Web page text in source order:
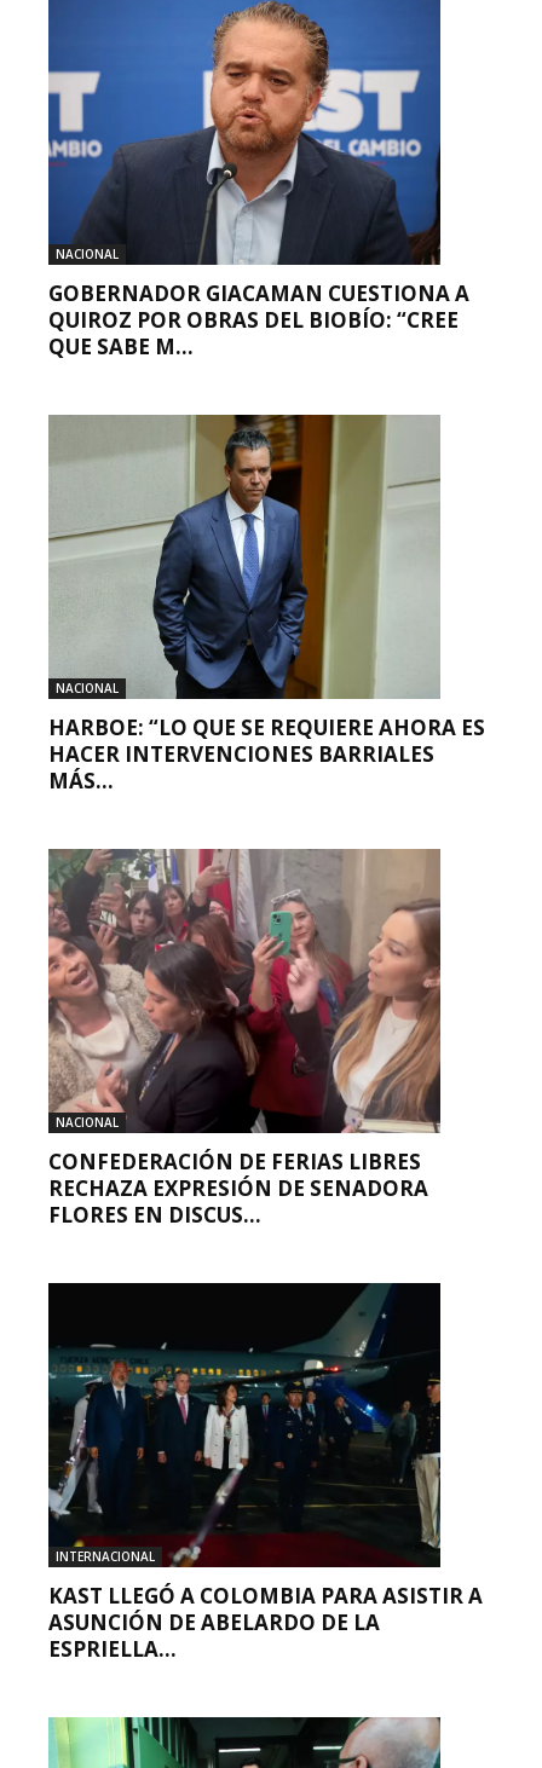
NACIONAL
GOBERNADOR GIACAMAN CUESTIONA A
QUIROZ POR OBRAS DEL BIOBÍO: “CREE
QUE SABE M...
NACIONAL
HARBOE: “LO QUE SE REQUIERE AHORA ES
HACER INTERVENCIONES BARRIALES
MÁS...
NACIONAL
CONFEDERACIÓN DE FERIAS LIBRES
RECHAZA EXPRESIÓN DE SENADORA
FLORES EN DISCUS...
INTERNACIONAL
KAST LLEGÓ A COLOMBIA PARA ASISTIR A
ASUNCIÓN DE ABELARDO DE LA
ESPRIELLA...